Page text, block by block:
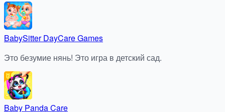
BabySitter DayCare Games
Это безумие нянь! Это игра в детский сад.
Baby Panda Care